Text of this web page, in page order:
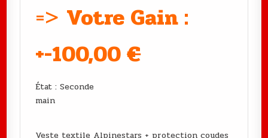
=> Votre Gain :
+-100,00€
État : Seconde
main